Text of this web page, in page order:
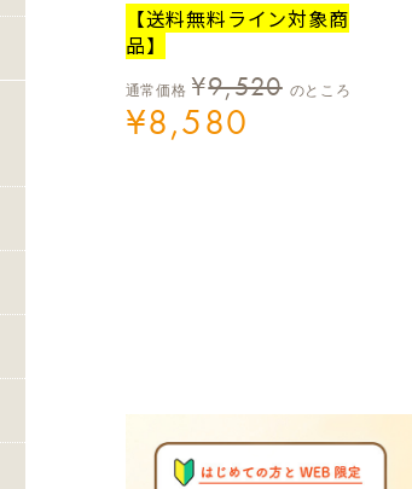
【送料無料ライン対象商
品】
通常価格 ¥9,520 のところ
¥8,580